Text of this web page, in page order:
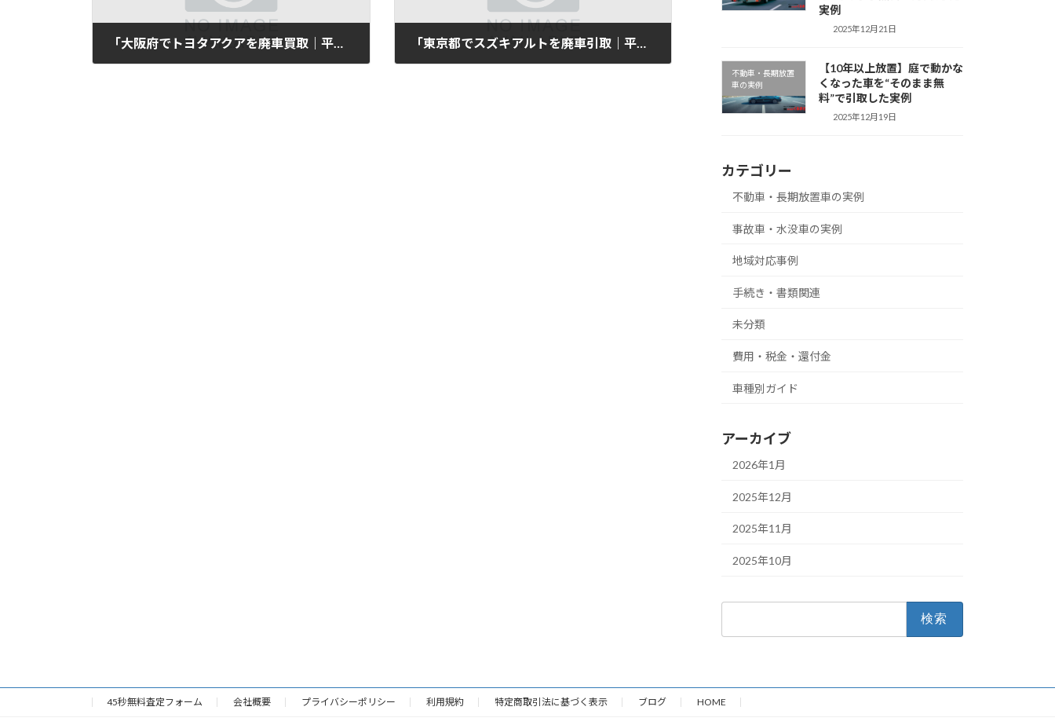
「大阪府でトヨタアクアを廃車買取｜平成30年式・8万km」 「東京都でスズキアルトを廃車引取｜平成20年式・9万km」
実例
2025年12月21日
不動車・長期放置
車の実例
【10年以上放置】庭で動かな
くなった車を“そのまま無
料”で引取した実例
2025年12月19日
カテゴリー
不動車・長期放置車の実例
事故車・水没車の実例
地域対応事例
手続き・書類関連
未分類
費用・税金・還付金
車種別ガイド
アーカイブ
2026年1月
2025年12月
2025年11月
2025年10月
45秒無料査定フォーム 会社概要 プライバシーポリシー 利用規約 特定商取引法に基づく表示 ブログ HOME